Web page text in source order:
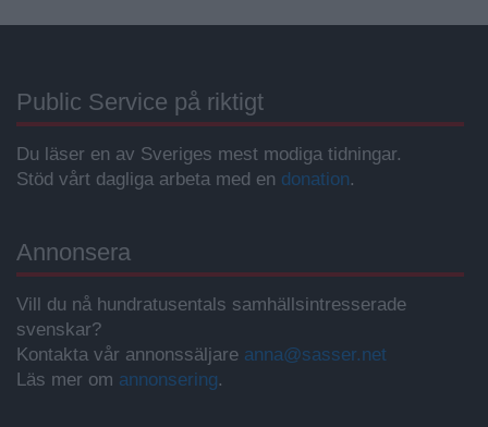
Public Service på riktigt
Du läser en av Sveriges mest modiga tidningar.
Stöd vårt dagliga arbeta med en donation.
Annonsera
Vill du nå hundratusentals samhällsintresserade
svenskar?
Kontakta vår annonssäljare anna@sasser.net
Läs mer om annonsering.